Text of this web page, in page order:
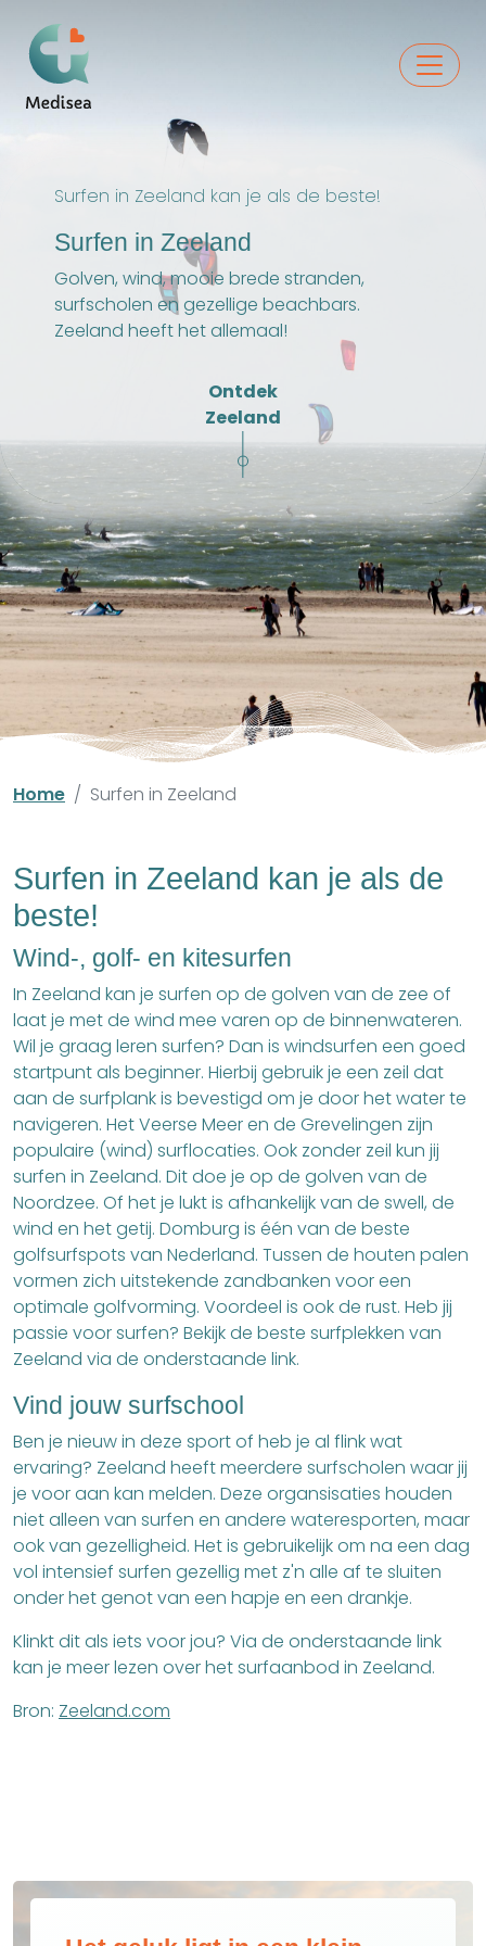
Surfen in Zeeland kan je als de beste!
Surfen in Zeeland
Golven, wind, mooie brede stranden,
surfscholen en gezellige beachbars.
Zeeland heeft het allemaal!
Ontdek
Zeeland
Home Surfen in Zeeland
Surfen in Zeeland kan je als de
beste!
Wind-, golf- en kitesurfen
In Zeeland kan je surfen op de golven van de zee of
laat je met de wind mee varen op de binnenwateren.
Wil je graag leren surfen? Dan is windsurfen een goed
startpunt als beginner. Hierbij gebruik je een zeil dat
aan de surfplank is bevestigd om je door het water te
navigeren. Het Veerse Meer en de Grevelingen zijn
populaire (wind) surflocaties. Ook zonder zeil kun jij
surfen in Zeeland. Dit doe je op de golven van de
Noordzee. Of het je lukt is afhankelijk van de swell, de
wind en het getij. Domburg is één van de beste
golfsurfspots van Nederland. Tussen de houten palen
vormen zich uitstekende zandbanken voor een
optimale golfvorming. Voordeel is ook de rust. Heb jij
passie voor surfen? Bekijk de beste surfplekken van
Zeeland via de onderstaande link.
Vind jouw surfschool
Ben je nieuw in deze sport of heb je al flink wat
ervaring? Zeeland heeft meerdere surfscholen waar jij
je voor aan kan melden. Deze organsisaties houden
niet alleen van surfen en andere wateresporten, maar
ook van gezelligheid. Het is gebruikelijk om na een dag
vol intensief surfen gezellig met z'n alle af te sluiten
onder het genot van een hapje en een drankje.
Klinkt dit als iets voor jou? Via de onderstaande link
kan je meer lezen over het surfaanbod in Zeeland.
Bron: Zeeland.com